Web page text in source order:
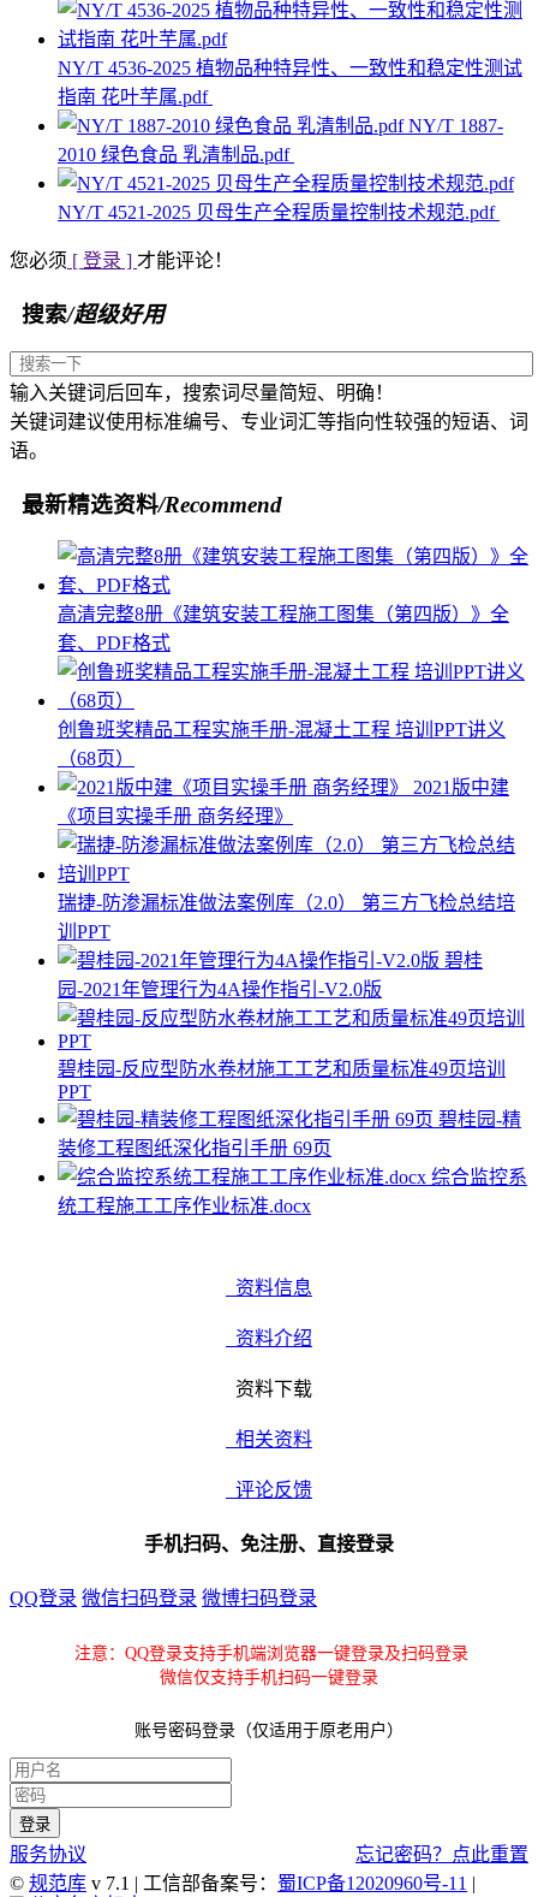
NY/T 4536-2025 植物品种特异性、一致性和稳定性测试
指南 花叶芋属.pdf
NY/T 1887-
2010 绿色食品 乳清制品.pdf
NY/T 4521-2025 贝母生产全程质量控制技术规范.pdf
您必须 [ 登录 ] 才能评论！
搜索/超级好用
输入关键词后回车，搜索词尽量简短、明确！
关键词建议使用标准编号、专业词汇等指向性较强的短语、词
语。
最新精选资料/Recommend
高清完整8册《建筑安装工程施工图集（第四版）》全
套、PDF格式
创鲁班奖精品工程实施手册-混凝土工程 培训PPT讲义
（68页）
2021版中建
《项目实操手册 商务经理》
瑞捷-防渗漏标准做法案例库（2.0） 第三方飞检总结培
训PPT
碧桂
园-2021年管理行为4A操作指引-V2.0版
碧桂园-反应型防水卷材施工工艺和质量标准49页培训
PPT
碧桂园-精
装修工程图纸深化指引手册 69页
综合监控系
统工程施工工序作业标准.docx
资料信息
资料介绍
资料下载
相关资料
评论反馈
手机扫码、免注册、直接登录
QQ登录 微信扫码登录 微博扫码登录
注意：QQ登录支持手机端浏览器一键登录及扫码登录
微信仅支持手机扫码一键登录
账号密码登录（仅适用于原老用户）
服务协议
忘记密码？点此重置
© 规范库 v 7.1 | 工信部备案号： 蜀ICP备12020960号-11 |